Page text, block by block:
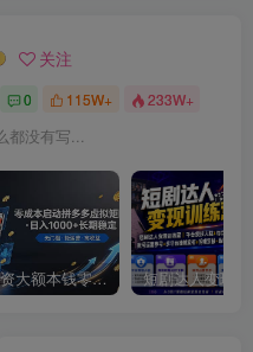
关注
0 115W+ 233W+
都没有写...
不用投资大额本钱零成本启动，做拼多多虚拟矩阵，长期稳定！轻松维持日入 1000